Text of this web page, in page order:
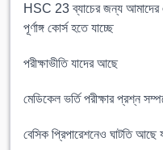
HSC 23 ব্যাচের জন্য আমাদের
পূর্ণাঙ্গ কোর্স হতে যাচ্ছে
পরীক্ষাভীতি যাদের আছে
মেডিকেল ভর্তি পরীক্ষার প্রশ্ন
বেসিক প্রিপারেশনেও ঘাটতি আছে